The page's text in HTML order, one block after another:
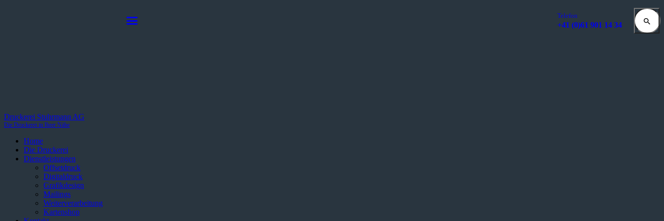
Telefon
+41 (0)61 901 14 34
Druckerei Stuhrmann AG
Die Druckerei in Ihrer Nähe
Home
Die Druckerei
Dienstleistungen
Offsetdruck
Digitaldruck
Grafikdesign
Mailings
Weiterverarbeitung
Kartenshop